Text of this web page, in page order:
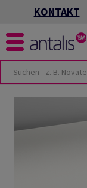
KONTAKT